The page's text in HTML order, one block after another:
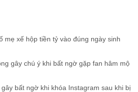
mẹ xế hộp tiền tỷ vào đúng ngày sinh
gây chú ý khi bất ngờ gặp fan hâm mộ
bất ngờ khi khóa Instagram sau khi bị